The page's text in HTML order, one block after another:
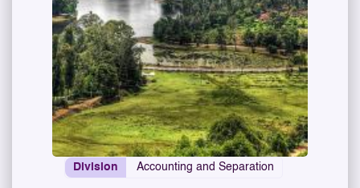
Division Accounting and Separation